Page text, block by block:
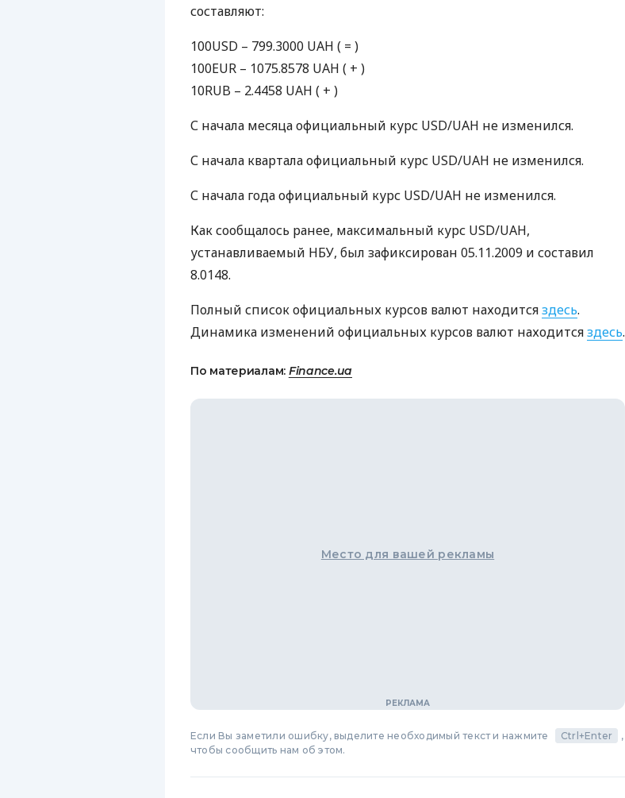
составляют:
100USD – 799.3000 UAH ( = )
100EUR – 1075.8578 UAH ( + )
10RUB – 2.4458 UAH ( + )
С начала месяца официальный курс USD/UAH не изменился.
С начала квартала официальный курс USD/UAH не изменился.
С начала года официальный курс USD/UAH не изменился.
Как сообщалось ранее, максимальный курс USD/UAH,
устанавливаемый НБУ, был зафиксирован 05.11.2009 и составил
8.0148.
Полный список официальных курсов валют находитсяздесь.
Динамика изменений официальных курсов валют находитсяздесь.
По материалам: Finance.ua
Место для вашей рекламы
Если Вы заметили ошибку, выделите необходимый текст и нажмите Ctrl+Enter
,
чтобы сообщить нам об этом.